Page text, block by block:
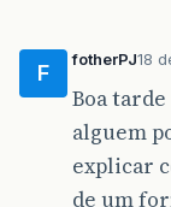
F
fotherPJ18
Boa
alguem
explicar
de um